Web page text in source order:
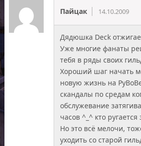
Пайцак 14.10.2009
Дядюшка Deck
Уже многие фанаты
тебя в ряды своих
Хороший шаг начать
новую жизнь на
скандалы по средам
обслужевание
часов ^_^ кто ругается
Но это всё мелочи,
уходить со старой